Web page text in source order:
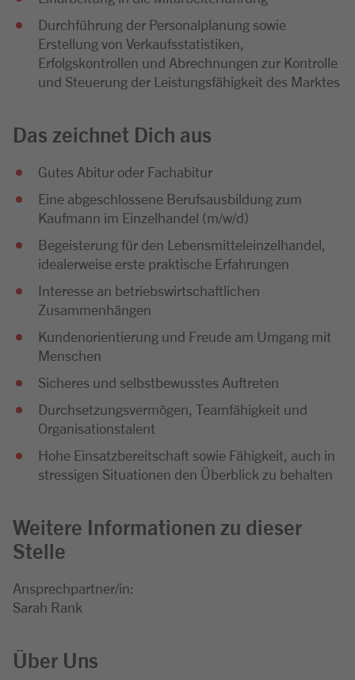
Durchführung der Personalplanung sowie
Erstellung von Verkaufsstatistiken,
Erfolgskontrollen und Abrechnungen zur Kontrolle
und Steuerung der Leistungsfähigkeit des Marktes
Das zeichnet Dich aus
Gutes Abitur oder Fachabitur
Eine abgeschlossene Berufsausbildung zum
Kaufmann im Einzelhandel (m/w/d)
Begeisterung für den Lebensmitteleinzelhandel,
idealerweise erste praktische Erfahrungen
Interesse an betriebswirtschaftlichen
Zusammenhängen
Kundenorientierung und Freude am Umgang mit
Menschen
Sicheres und selbstbewusstes Auftreten
Durchsetzungsvermögen, Teamfähigkeit und
Organisationstalent
Hohe Einsatzbereitschaft sowie Fähigkeit, auch in
stressigen Situationen den Überblick zu behalten
Weitere Informationen zu dieser
Stelle
Ansprechpartner/in:
Sarah Rank
Über Uns